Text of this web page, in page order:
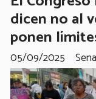
dicen no al
ponen
05/09/2025